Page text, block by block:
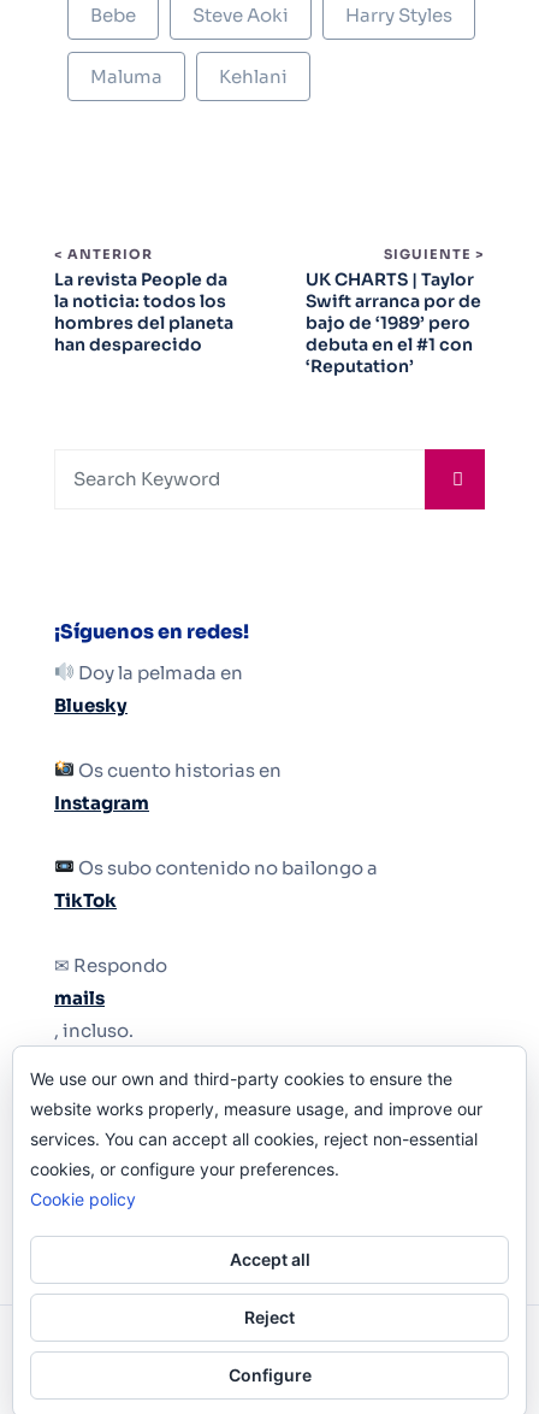
Bebe Steve Aoki Harry Styles
Maluma Kehlani
< ANTERIOR
La revista People da
la noticia: todos los
hombres del planeta
han desparecido
SIGUIENTE >
UK CHARTS | Taylor
Swift arranca por de
bajo de ‘1989’ pero
debuta en el #1 con
‘Reputation’
¡Síguenos en redes!
Doy la pelmada en
Bluesky
Os cuento historias en
Instagram
Os subo contenido no bailongo a
TikTok
✉ Respondo
mails
, incluso.
Y si una persona no puede tener teléfono, que
le quiten el teléfono.
Odi O'Malley © 2016-2025. Todos Los Derechos
Reservados.
We use our own and third-party cookies to ensure the
website works properly, measure usage, and improve our
services. You can accept all cookies, reject non-essential
cookies, or configure your preferences.
Cookie policy
Accept all
Reject
Configure